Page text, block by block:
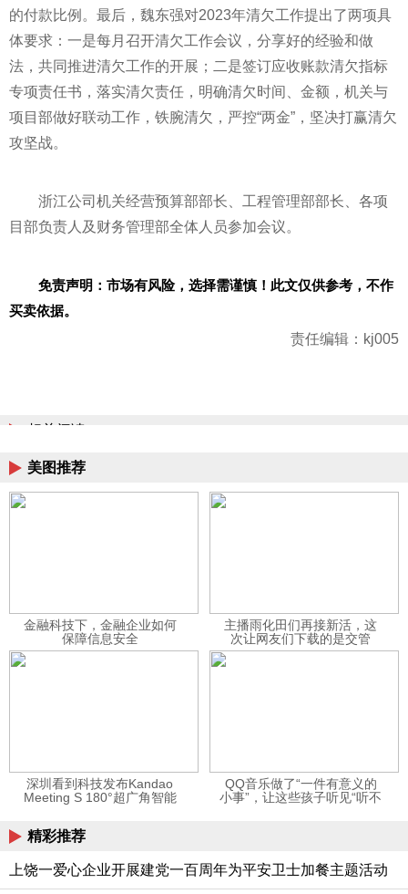
的付款比例。最后，魏东强对2023年清欠工作提出了两项具
体要求：一是每月召开清欠工作会议，分享好的经验和做
法，共同推进清欠工作的开展；二是签订应收账款清欠指标
专项责任书， 落实清欠责任，明确清欠时间、金额，机关与
项目部做好联动工作，铁腕清欠，严控“两金”，坚决打赢清欠
攻坚战。
浙江公司机关经营预算部部长 、工程管理部部长 、各项
目部负责人及财务管理部全体人员参加会议。
免责声明：市场有风险，选择需谨慎！此文仅供参考，不作
买卖依据。
责任编辑：kj005
相关阅读
美图推荐
金融科技下，金融企业如何
保障信息安全
主播雨化田们再接新活，这
次让网友们下载的是交管
12123APP
深圳看到科技发布Kandao
Meeting S 180°超广角智能
QQ音乐做了“一件有意义的
小事”，让这些孩子听见“听不
精彩推荐
上饶一爱心企业开展建党一百周年为平安卫士加餐主题活动